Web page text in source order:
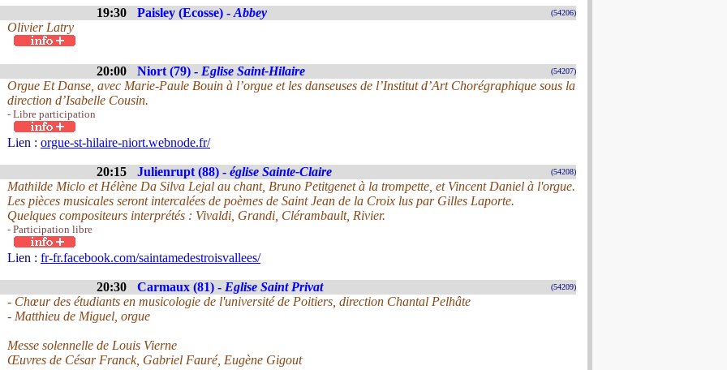
19:30 Paisley (Ecosse) - Abbey (54206)
Olivier Latry
20:00 Niort (79) - Eglise Saint-Hilaire (54207)
Orgue Et Danse, avec Marie-Paule Bouin à l’orgue et les danseuses de l’Institut d’Art Chorégraphique sous la
direction d’Isabelle Cousin.
- Libre participation
Lien : orgue-st-hilaire-niort.webnode.fr/
20:15 Julienrupt (88) - église Sainte-Claire (54208)
Mathilde Miclo et Hélène Da Silva Lejal au chant, Bruno Petitgenet à la trompette, et Vincent Daniel à l'orgue.
Les pièces musicales seront intercalées de poèmes de Saint Jean de la Croix lus par Gilles Laporte.
Quelques compositeurs interprétés : Vivaldi, Grandi, Clérambault, Rivier.
- Participation libre
Lien : fr-fr.facebook.com/saintamedestroisvallees/
20:30 Carmaux (81) - Eglise Saint Privat (54209)
- Chœur des étudiants en musicologie de l'université de Poitiers, direction Chantal Pelhâte
- Matthieu de Miguel, orgue
Messe solennelle de Louis Vierne
Œuvres de César Franck, Gabriel Fauré, Eugène Gigout